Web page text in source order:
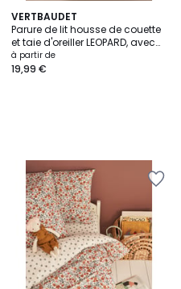
VERTBAUDET
Parure de lit housse de couette
et taie d'oreiller LEOPARD, avec
coton recyclé
à partir de
19,99 €